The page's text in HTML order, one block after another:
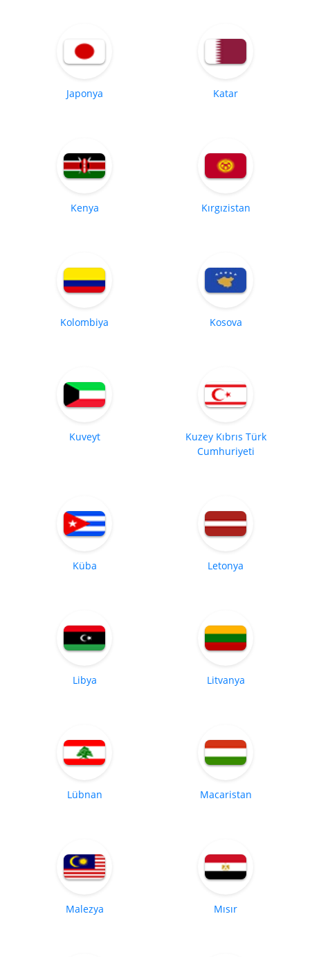
Japonya Katar
Kenya Kırgızistan
Kolombiya Kosova
Kuveyt
Kuzey Kıbrıs Türk
Cumhuriyeti
Küba Letonya
Libya Litvanya
Lübnan Macaristan
Malezya Mısır